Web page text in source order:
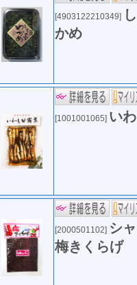
[4903122210349]
かめ
[1001001065] い
[2000501102] シ
梅きくらげ